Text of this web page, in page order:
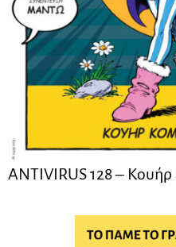
ANTIVIRUS 128 – Kουήρ